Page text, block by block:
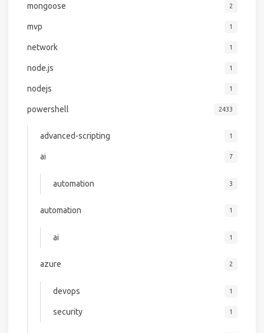
mongoose 2
mvp 1
network 1
node.js 1
nodejs 1
powershell 2433
advanced-scripting 1
ai 7
automation 3
automation 1
ai 1
azure 2
devops 1
security 1